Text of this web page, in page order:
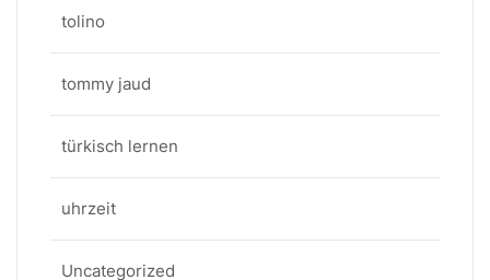
tolino
tommy jaud
türkisch lernen
uhrzeit
Uncategorized